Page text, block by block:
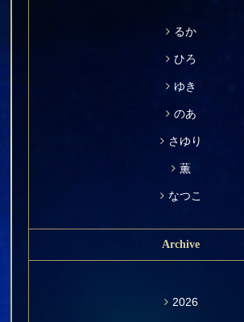
るか
ひろ
ゆき
のあ
さゆり
薫
なつこ
Archive
2026